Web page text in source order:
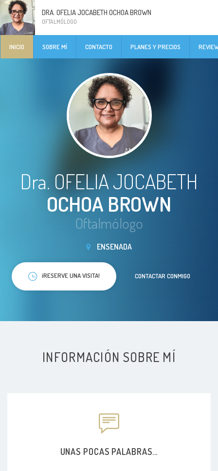
DRA. OFELIA JOCABETH OCHOA BROWN
OFTALMÓLOGO
INICIO SOBRE MÍ CONTACTO PLANES Y PRECIOS
Dra. OFELIA JOCABETH
OCHOA BROWN
Oftalmólogo
ENSENADA
¡RESERVE UNA VISITA! CONTACTAR CONMIGO
INFORMACIÓN SOBRE MÍ
UNAS POCAS PALABRAS...